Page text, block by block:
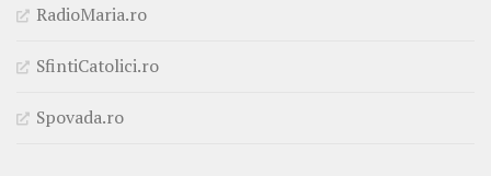
RadioMaria.ro
SfintiCatolici.ro
Spovada.ro